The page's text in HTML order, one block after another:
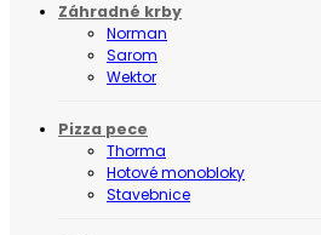
Záhradné krby
Norman
Sarom
Wektor
Pizza pece
Thorma
Hotové monobloky
Stavebnice